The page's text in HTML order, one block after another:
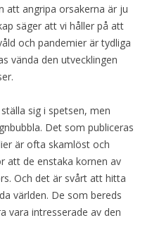
att angripa orsakerna är ju
säger att vi håller på att
och pandemier är tydliga
vända den utvecklingen
sig i spetsen, men
Det som publiceras
är ofta skamlöst och
att de enstaka kornen av
Och det är svårt att hitta
världen. De som bereds
vara intresserade av den